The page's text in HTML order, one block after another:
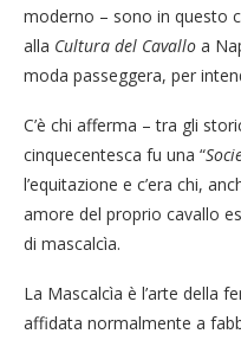
moderno – sono in questo
alla Cultura del Cavallo a
moda passeggera, per
C’è chi afferma – tra gli
cinquecentesca fu una “
l’equitazione e c’era chi,
amore del proprio cavallo
di mascalcìa.
La Mascalcìa è l’arte della
affidata normalmente a